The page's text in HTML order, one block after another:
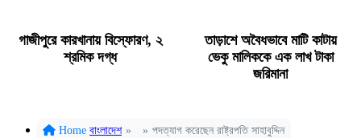
গাজীপুরে কারখানায় বিস্ফোরণ, ২
শ্রমিক দগ্ধ
তাড়াশে অবৈধভাবে মাটি কাটায়
ভেকু মালিককে এক লাখ টাকা
জরিমানা
Home বাংলাদেশ » » পদত্যাগ করেছেন রাষ্ট্রপতি সাহাবুদ্দিন